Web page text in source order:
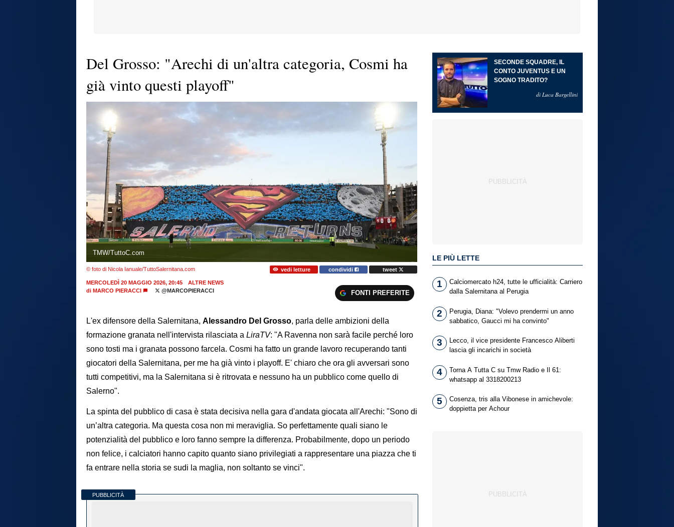
Del Grosso: "Arechi di un'altra categoria, Cosmi ha
già vinto questi playoff"
TMW/TuttoC.com
© foto di Nicola Ianuale/TuttoSalernitana.com vedi letture condividi tweet
MERCOLEDÌ 20 MAGGIO 2026, 20:45
ALTRE NEWS
di MARCO PIERACCI @MARCOPIERACCI FONTI PREFERITE
L'ex difensore della Salernitana, Alessandro Del Grosso, parla delle ambizioni della
formazione granata nell'intervista rilasciata a LiraTV: "A Ravenna non sarà facile perché loro
sono tosti ma i granata possono farcela. Cosmi ha fatto un grande lavoro recuperando tanti
giocatori della Salernitana, per me ha già vinto i playoff. E' chiaro che ora gli avversari sono
tutti competitivi, ma la Salernitana si è ritrovata e nessuno ha un pubblico come quello di
Salerno".
La spinta del pubblico di casa è stata decisiva nella gara d'andata giocata all'Arechi: "Sono di
un’altra categoria. Ma questa cosa non mi meraviglia. So perfettamente quali siano le
potenzialità del pubblico e loro fanno sempre la differenza. Probabilmente, dopo un periodo
non felice, i calciatori hanno capito quanto siano privilegiati a rappresentare una piazza che ti
fa entrare nella storia se sudi la maglia, non soltanto se vinci".
PUBBLICITÀ
SECONDE SQUADRE, IL
CONTO JUVENTUS E UN
SOGNO TRADITO?
di Luca Bargellini
LE PIÙ LETTE
1
Calciomercato h24, tutte le ufficialità: Carriero
dalla Salernitana al Perugia
2
Perugia, Diana: "Volevo prendermi un anno
sabbatico, Gaucci mi ha convinto"
3
Lecco, il vice presidente Francesco Aliberti
lascia gli incarichi in società
4
Torna A Tutta C su Tmw Radio e Il 61:
whatsapp al 3318200213
5
Cosenza, tris alla Vibonese in amichevole:
doppietta per Achour